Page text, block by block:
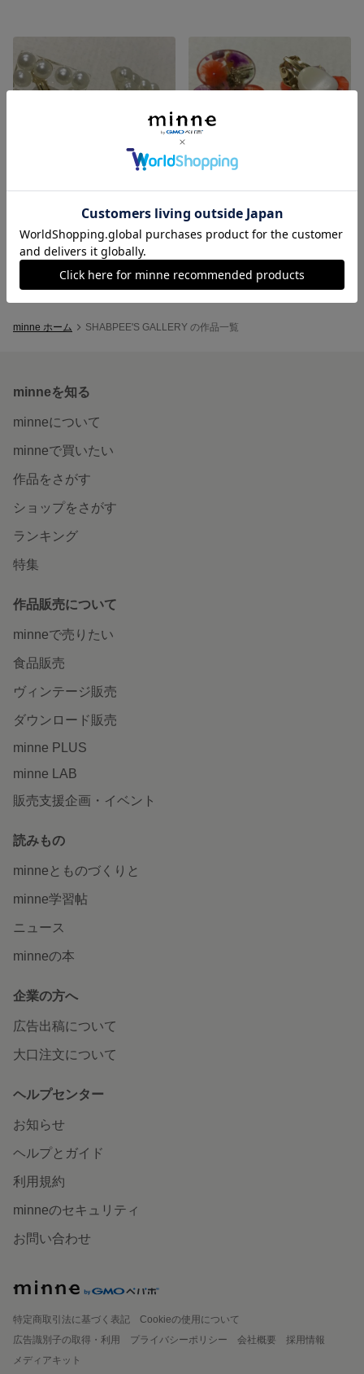
展示中
パンジー
展示中
minne ホーム SHABPEE'S GALLERY の作品一覧
minneを知る
minneについて
minneで買いたい
作品をさがす
ショップをさがす
ランキング
特集
作品販売について
minneで売りたい
食品販売
ヴィンテージ販売
ダウンロード販売
minne PLUS
minne LAB
販売支援企画・イベント
読みもの
minneとものづくりと
minne学習帖
ニュース
minneの本
企業の方へ
広告出稿について
大口注文について
ヘルプセンター
お知らせ
ヘルプとガイド
利用規約
minneのセキュリティ
お問い合わせ
特定商取引法に基づく表記
Cookieの使用について
広告識別子の取得・利用
プライバシーポリシー 会社概要
採用情報
メディアキット